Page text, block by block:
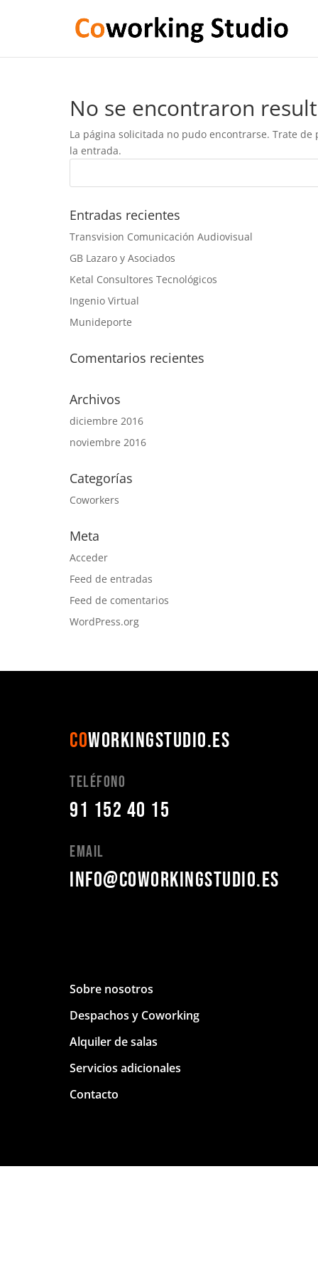
No se encontraron
La página solicitada no pudo encontrarse. Trate
la entrada.
Entradas recientes
Transvision Comunicación Audiovisual
GB Lazaro y Asociados
Ketal Consultores Tecnológicos
Ingenio Virtual
Munideporte
Comentarios recientes
Archivos
diciembre 2016
noviembre 2016
Categorías
Coworkers
Meta
Acceder
Feed de entradas
Feed de comentarios
WordPress.org
COWORKINGSTUDIO.ES
Teléfono
91 152 40 15
Email
info@coworkingstudio.es
Sobre nosotros
Despachos y Coworking
Alquiler de salas
Servicios adicionales
Contacto